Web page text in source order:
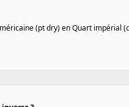
(pt dry) en Quart impérial